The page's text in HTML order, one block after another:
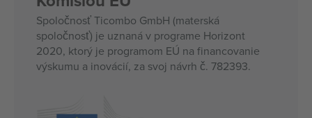
Spoločnosť Ticombo GmbH (materská
spoločnosť) je uznaná v programe Horizont
2020, ktorý je programom EÚ na financovanie
výskumu a inovácií, za svoj návrh č. 782393.